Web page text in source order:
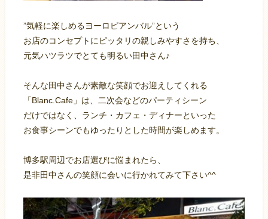
”気軽に楽しめるヨーロピアンバル”という
お店のコンセプトにピッタリの親しみやすさを持ち、
元気ハツラツでとても明るい田中さん♪
そんな田中さんが素敵な笑顔でお迎えしてくれる
「Blanc.Cafe」は、二次会などのパーティシーン
だけではなく、ランチ・カフェ・ディナーといった
お食事シーンでもゆったりとした時間が楽しめます。
博多駅周辺でお店選びに悩まれたら、
是非田中さんの笑顔に会いに行かれてみて下さい^^